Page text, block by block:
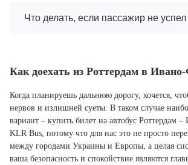
Что делать, если пассажир не
Как доехать из Роттердам в
Когда планируешь дальнюю дорогу, хочется,
нервов и излишней суеты. В таком случае
вариант – купить билет на автобус Роттердам
KLR Bus, потому что для нас это не просто
между городами Украины и Европы, а целая
ваша безопасность и спокойствие являются